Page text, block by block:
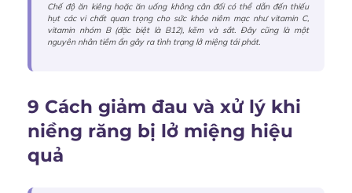
Chế độ ăn kiêng hoặc ăn uống không cân đối có thể dẫn đến thiếu
hụt các vi chất quan trọng cho sức khỏe niêm mạc như vitamin C,
vitamin nhóm B (đặc biệt là B12), kẽm và sắt. Đây cũng là một
nguyên nhân tiềm ẩn gây ra tình trạng lở miệng tái phát.
9 Cách giảm đau và xử lý khi
niềng răng bị lở miệng hiệu
quả